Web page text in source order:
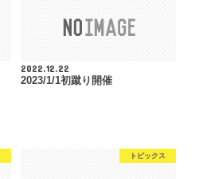
2022.12.22
2023/1/1初蹴り開催
トピックス